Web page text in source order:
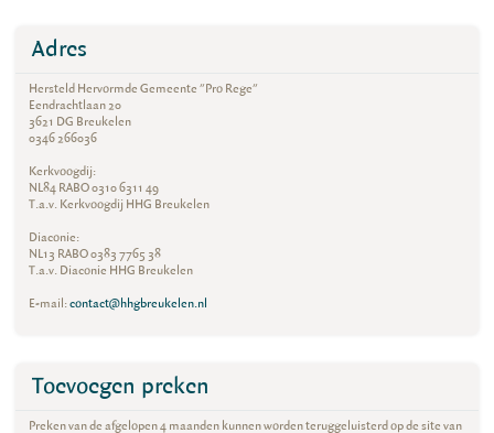
Adres
Hersteld Hervormde Gemeente "Pro Rege"
Eendrachtlaan 20
3621 DG Breukelen
0346 266036
Kerkvoogdij:
NL84 RABO 0310 6311 49
T.a.v. Kerkvoogdij HHG Breukelen
Diaconie:
NL13 RABO 0383 7765 38
T.a.v. Diaconie HHG Breukelen
E-mail:contact@hhgbreukelen.nl
Toevoegen preken
Preken van de afgelopen 4 maanden kunnen worden teruggeluisterd op de site van